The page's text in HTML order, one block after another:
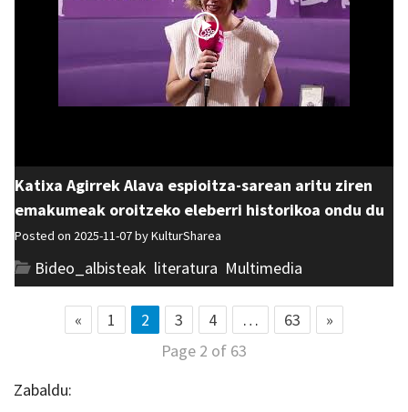
Katixa Agirrek Alava espioitza-sarean aritu ziren
emakumeak oroitzeko eleberri historikoa ondu du
Posted on 2025-11-07 byKulturSharea
Bideo_albisteak literatura Multimedia
« 1 2 3 4 … 63
»
Page 2 of 63
Zabaldu: